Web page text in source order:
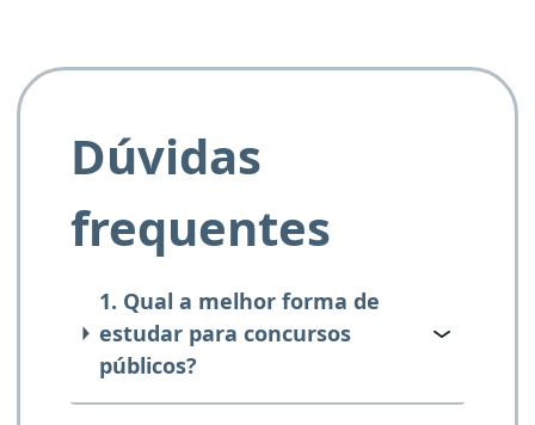
Dúvidas
frequentes
1. Qual a melhor forma de
estudar para concursos
públicos?